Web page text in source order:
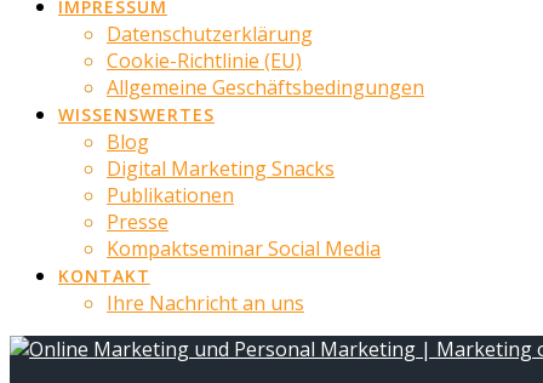
IMPRESSUM
Datenschutzerklärung
Cookie-Richtlinie (EU)
Allgemeine Geschäftsbedingungen
WISSENSWERTES
Blog
Digital Marketing Snacks
Publikationen
Presse
Kompaktseminar Social Media
KONTAKT
Ihre Nachricht an uns